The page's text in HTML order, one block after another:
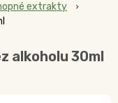
extrakty
alkoholu 30ml